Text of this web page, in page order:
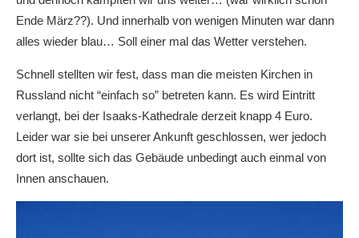
Ende März??). Und innerhalb von wenigen Minuten war dann
alles wieder blau… Soll einer mal das Wetter verstehen.
Schnell stellten wir fest, dass man die meisten Kirchen in
Russland nicht “einfach so” betreten kann. Es wird Eintritt
verlangt, bei der Isaaks-Kathedrale derzeit knapp 4 Euro.
Leider war sie bei unserer Ankunft geschlossen, wer jedoch
dort ist, sollte sich das Gebäude unbedingt auch einmal von
Innen anschauen.